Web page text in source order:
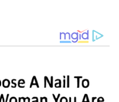
టీమ్స్‌కు కూడా ఇది
ఛాన్స్.
టీమ్ 2022లో తన